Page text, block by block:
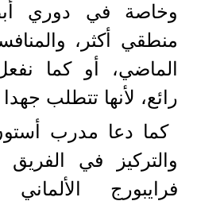
وخاصة في دوري
منطقي أكثر،
الماضي، أو كما
رائع، لأنها تتطلب جهدا
كما دعا مدرب
والتركيز في
فرايبورج